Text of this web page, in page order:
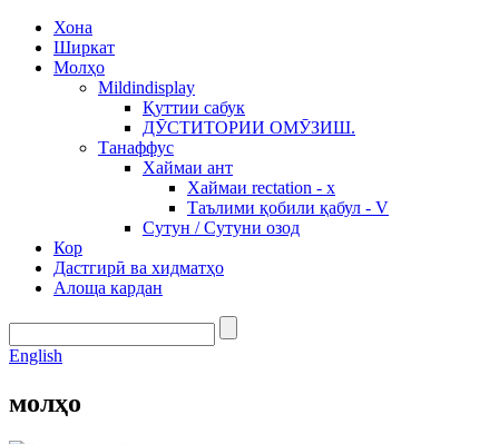
Хона
Ширкат
Молҳо
Mildindisplay
Қуттии сабук
ДӮСТИТОРИИ ОМӮЗИШ.
Танаффус
Хаймаи ант
Хаймаи rectation - x
Таълими қобили қабул - V
Сутун / Сутуни озод
Кор
Дастгирӣ ва хидматҳо
Алоща кардан
English
молҳо